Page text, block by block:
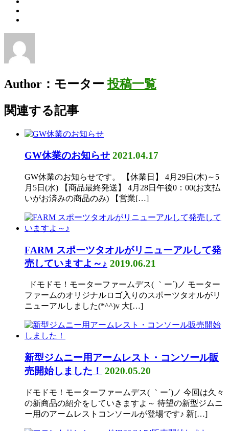
Author：モーター投稿一覧
関連する記事
GW休業のお知らせ 2021.04.17
GW休業のお知らせです。 【休業日】 4月29日(木)～5
月5日(水) 【商品最終発送】 4月28日午後0：00(お支払
いがお済みの商品のみ) 【営業[…]
FARM スポーツタオルがリニューアルして発
売していますよ～♪ 2019.06.21
ドモドモ！モーターファームデス( ｀ー´)ノ モーター
ファームのオリジナルロゴ入りのスポーツタオルがリ
ニューアルしました(*^^)v 大[…]
新型ジムニー用アームレスト・コンソール販
売開始しました！ 2020.05.20
ドモドモ！モーターファームデス( ｀ー´)ノ 今回は久々
の新商品の紹介をしていきますよ～ 待望の新型ジムニ
ー用のアームレストコンソールが登場です♪ 新[…]